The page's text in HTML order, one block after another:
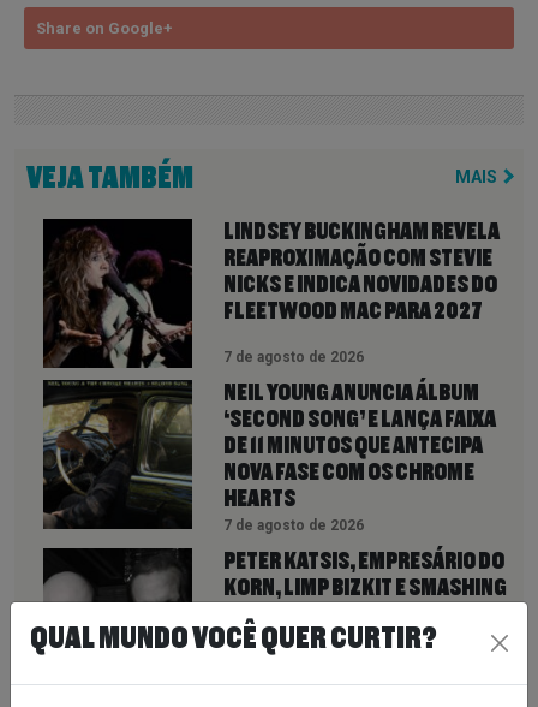
Share on Google+
VEJA TAMBÉM MAIS
LINDSEY BUCKINGHAM REVELA
REAPROXIMAÇÃO COM STEVIE
NICKS E INDICA NOVIDADES DO
FLEETWOOD MAC PARA 2027
7 de agosto de 2026
NEIL YOUNG ANUNCIA ÁLBUM
‘SECOND SONG’ E LANÇA FAIXA
DE 11 MINUTOS QUE ANTECIPA
NOVA FASE COM OS CHROME
HEARTS
7 de agosto de 2026
PETER KATSIS, EMPRESÁRIO DO
KORN, LIMP BIZKIT E SMASHING
PUMPKINS, MORRE AOS 69 ANOS
7 de agosto de 2026
QUAL MUNDO VOCÊ QUER CURTIR?